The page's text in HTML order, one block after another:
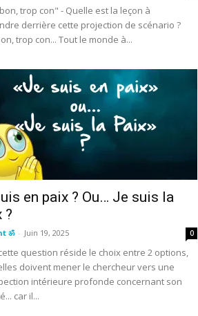
trop con" - Quelle est la leçon à
derrière cette projection de scénario ?
trop con... Tout le monde à...
en paix ? Ou… Je suis la
?
ॐ - Juin 19, 2025 0
question réside le choix entre 2 options,
doivent mener le chercheur vers une
intérieure profonde concernant son
car il...